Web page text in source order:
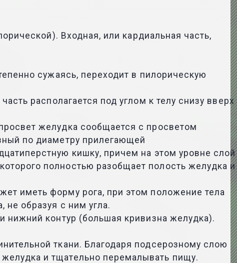
Входная, или кардиальная часть,
сужаясь, переходит в пилорическую
располагается под углом к телу снизу вверх
желудка сообщается с просветом
по диаметру прилегающей
кишку, причем на этом уровне слой
полностью разобщает полость желудка и
иметь форму рога, при этом положение тела
не образуя с ним угла.
нижний контур (большая кривизна желудка).
ткани. Благодаря подсерозному слою
и тщательно перемалывать пищу.